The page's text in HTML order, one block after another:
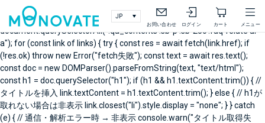
document.addEventListener("DOMContentLoaded", async () => { // 製
品Q&A右メニュー関連Q&A const links =
document.querySelectorAll(".qa_contents .sb-p .sb-25c .faq-relate ul
a"); for (const link of links) { try { const res = await fetch(link.href); if
(!res.ok) throw new Error("fetch失敗"); const text = await res.text();
const doc = new DOMParser().parseFromString(text, "text/html");
const h1 = doc.querySelector("h1"); if (h1 && h1.textContent.trim()) { //
タイトルを挿入 link.textContent = h1.textContent.trim(); } else { // h1が
取れない場合は非表示 link.closest("li").style.display = "none"; } } catch
(e) { // 通信・解析エラー時 → 非表示 console.warn("タイトル取得失
お問い合わせ ログイン カート メニュー